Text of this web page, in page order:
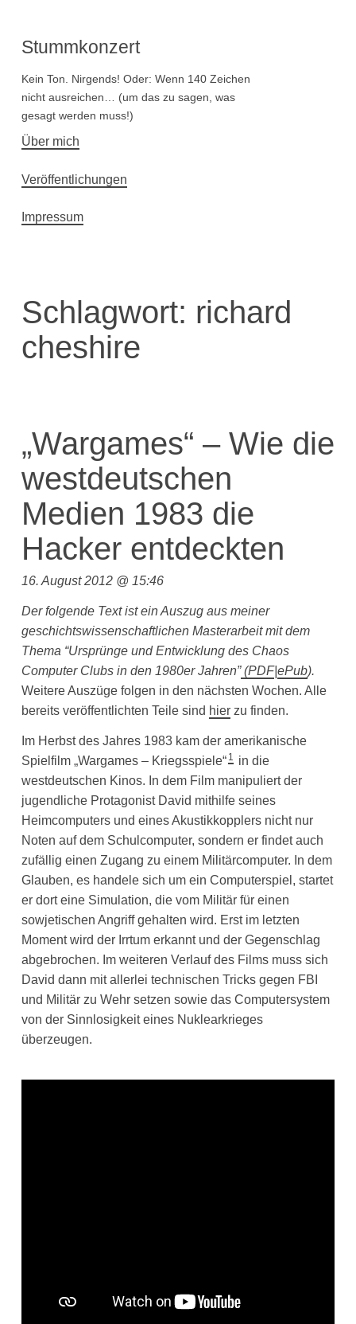
Stummkonzert
Kein Ton. Nirgends! Oder: Wenn 140 Zeichen
nicht ausreichen… (um das zu sagen, was
gesagt werden muss!)
Hauptnavigation
Über mich
Veröffentlichungen
Impressum
Schlagwort: richard
cheshire
„Wargames“ – Wie die
westdeutschen
Medien 1983 die
Hacker entdeckten
16. August 2012 @ 15:46
Der folgende Text ist ein Auszug aus meiner
geschichtswissenschaftlichen Masterarbeit mit dem
Thema “Ursprünge und Entwicklung des Chaos
Computer Clubs in den 1980er Jahren” (PDF|ePub).
Weitere Auszüge folgen in den nächsten Wochen. Alle
bereits veröffentlichten Teile sind hierzu finden.
Im Herbst des Jahres 1983 kam der amerikanische
Spielfilm „Wargames – Kriegsspiele“ 1
in die
westdeutschen Kinos. In dem Film manipuliert der
jugendliche Protagonist David mithilfe seines
Heimcomputers und eines Akustikkopplers nicht nur
Noten auf dem Schulcomputer, sondern er findet auch
zufällig einen Zugang zu einem Militärcomputer. In dem
Glauben, es handele sich um ein Computerspiel, startet
er dort eine Simulation, die vom Militär für einen
sowjetischen Angriff gehalten wird. Erst im letzten
Moment wird der Irrtum erkannt und der Gegenschlag
abgebrochen. Im weiteren Verlauf des Films muss sich
David dann mit allerlei technischen Tricks gegen FBI
und Militär zu Wehr setzen sowie das Computersystem
von der Sinnlosigkeit eines Nuklearkrieges
überzeugen.